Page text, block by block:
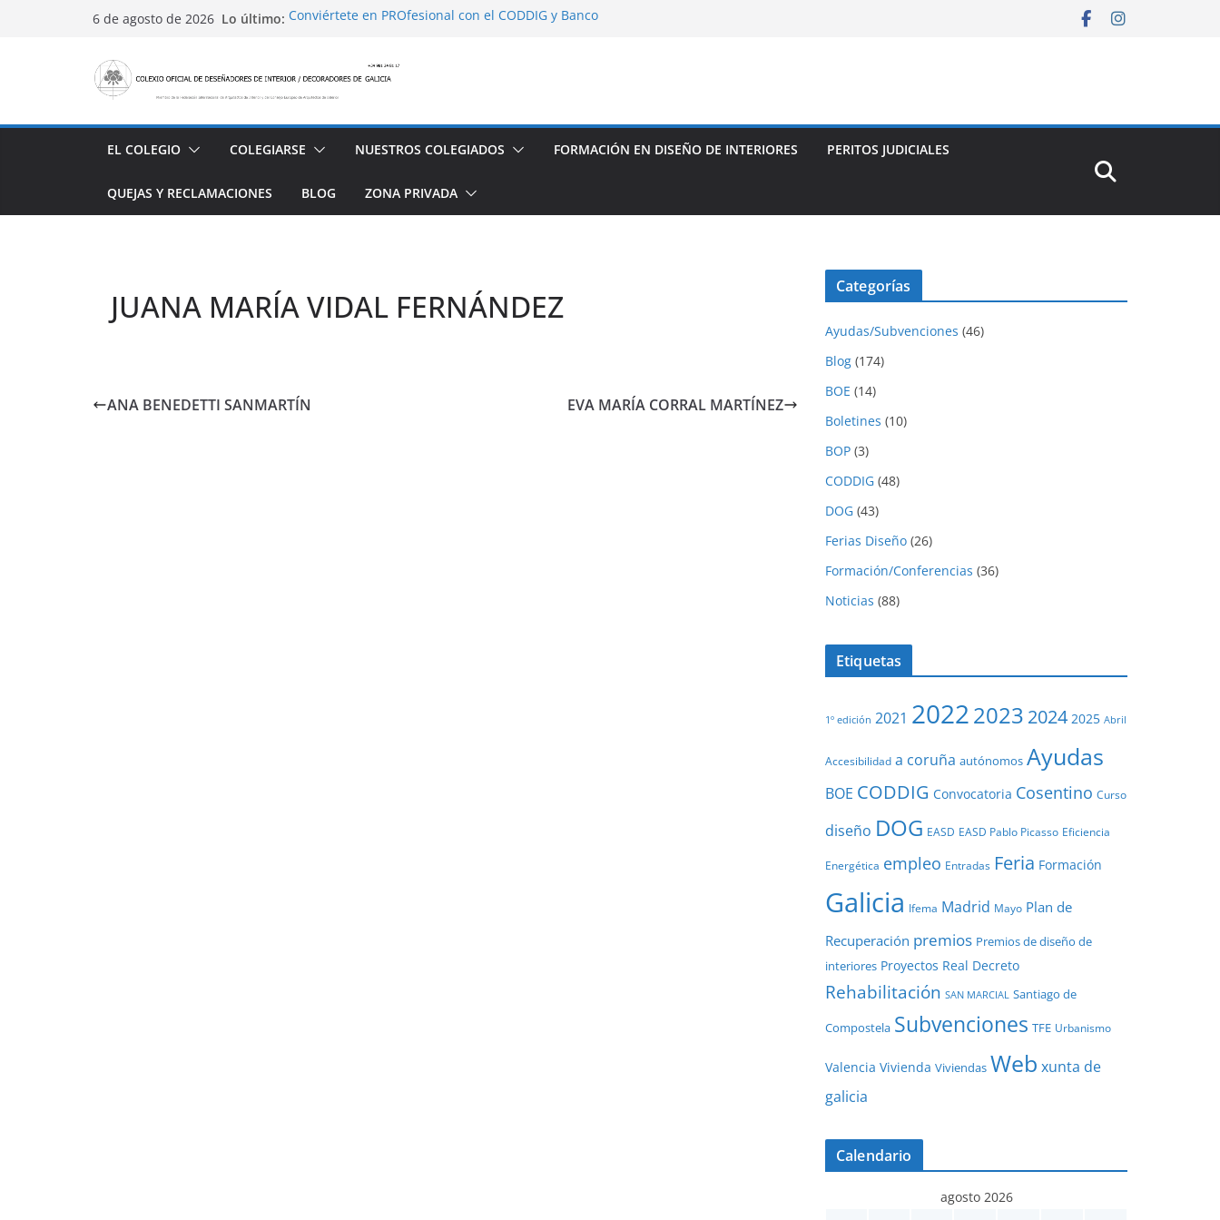
6 de agosto de 2026 Lo último: Conviértete en PROfesional con el CODDIG y Banco
alojamiento y restauración
San Marcial 2025
EL COLEGIO
COLEGIARSE NUESTROS COLEGIADOS FORMACIÓN EN DISEÑO DE INTERIORES PERITOS JUDICIALES
QUEJAS Y RECLAMACIONES BLOG ZONA PRIVADA
JUANA MARÍA VIDAL FERNÁNDEZ
ANA BENEDETTI SANMARTÍN EVA MARÍA CORRAL MARTÍNEZ
Categorías
Ayudas/Subvenciones (46)
Blog (174)
BOE (14)
Boletines (10)
BOP (3)
CODDIG (48)
DOG (43)
Ferias Diseño (26)
Formación/Conferencias (36)
Noticias (88)
Etiquetas
1º edición 2021 20222023 2024 2025 Abril
Accesibilidad a coruña autónomos Ayudas
BOE CODDIG Convocatoria Cosentino Curso
diseño DOG EASD EASD Pablo Picasso Eficiencia
Energética empleo Entradas Feria Formación
Galicia Ifema Madrid Mayo Plan de
Recuperación premios Premios de diseño de
interiores Proyectos Real Decreto
Rehabilitación SAN MARCIAL Santiago de
Compostela Subvenciones TFE Urbanismo
Valencia Vivienda Viviendas Web xunta de
galicia
Calendario
agosto 2026